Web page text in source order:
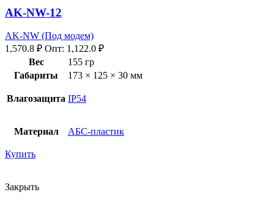
AK-NW-12
AK-NW (Под модем)
1,570.8 ₽ Опт: 1,122.0 ₽
Вес
155 гр
Габариты
173 × 125 × 30 мм
Влагозащита IP54
Материал АБС-пластик
Купить
Закрыть